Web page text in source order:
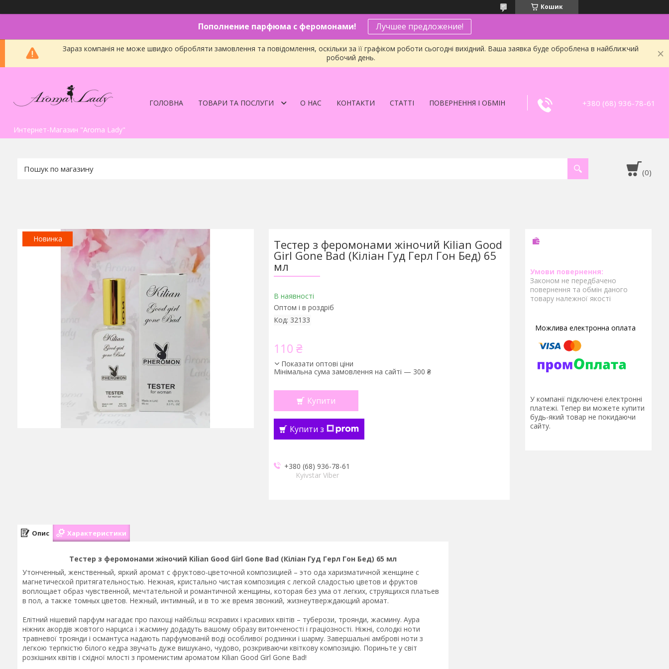
Кошик
Пополнение парфюма с феромонами! Лучшее предложение!
Зараз компанія не може швидко обробляти замовлення та повідомлення, оскільки за її графіком роботи сьогодні вихідний. Ваша заявка буде оброблена в найближчий
робочий день.
Интернет-Магазин "Aroma Lady"
ГОЛОВНА ТОВАРИ ТА ПОСЛУГИ О НАС КОНТАКТИ СТАТТІ ПОВЕРНЕННЯ І ОБМІН +380 (68) 936-78-61
Новинка Тестер з феромонами жіночий Kilian Good
Girl Gone Bad (Кіліан Гуд Герл Гон Бед) 65
мл
В наявності
Оптом і в роздріб
Код: 32133
110 ₴
Показати оптові ціни
Мінімальна сума замовлення на сайті — 300 ₴
Купити
Купити з
+380 (68) 936-78-61
Kyivstar Viber
Законом не передбачено
повернення та обмін даного
товару належної якості
У компанії підключені електронні
платежі. Тепер ви можете купити
будь-який товар не покидаючи
сайту.
Опис Характеристики
Тестер з феромонами жіночий Kilian Good Girl Gone Bad (Кіліан Гуд Герл Гон Бед) 65 мл
Утонченный, женственный, яркий аромат с фруктово-цветочной композицией – это ода харизматичной женщине с
магнетической притягательностью. Нежная, кристально чистая композиция с легкой сладостью цветов и фруктов
воплощает образ чувственной, мечтательной и романтичной женщины, которая без ума от легких, струящихся платьев
в пол, а также томных цветов. Нежный, интимный, и в то же время звонкий, жизнеутверждающий аромат.
Елітний нішевий парфум нагадає про пахощі найбільш яскравих і красивих квітів – туберози, троянди, жасмину. Аура
ніжних акордів жовтого нарциса і жасмину додадуть вашому образу витонченості і граціозності. Ніжні, солодкі ноти
травневої троянди і османтуса надають парфумованій воді особливої родзинки і шарму. Завершальні амброві ноти з
легкою терпкістю білого кедра звучать дуже вишукано, чудово, розкриваючи квіткову композицію. Пориньте у світ
розкішних квітів і східної млості з променистим ароматом Kilian Good Girl Gone Bad!